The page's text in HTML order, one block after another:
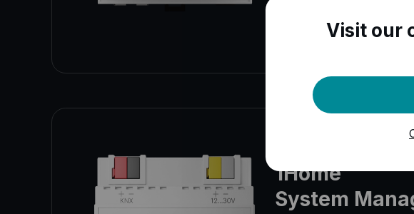
1Home
System
Visit our